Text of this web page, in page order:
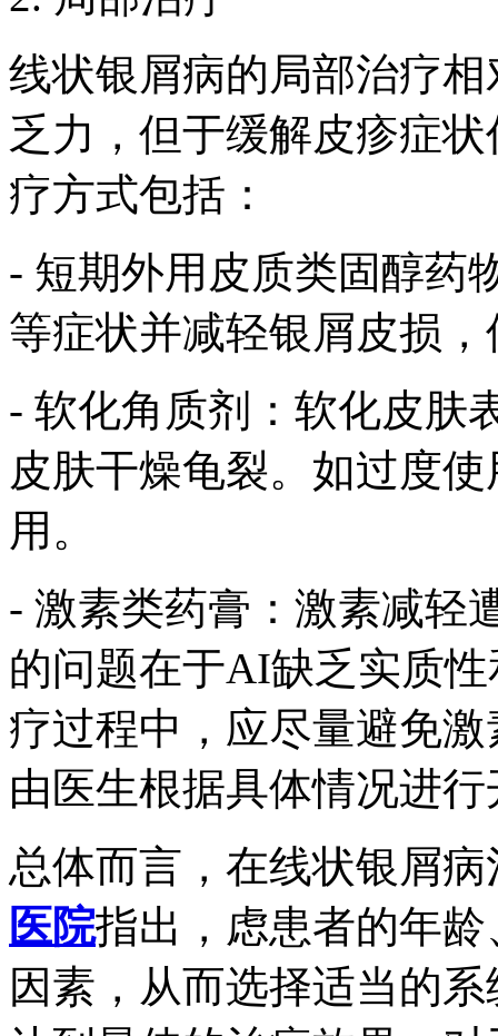
线状银屑病的局部治疗
乏力，但于缓解皮疹症
疗方式包括：
- 短期外用皮质类固醇药
等症状并减轻银屑皮损
- 软化角质剂：软化皮肤
皮肤干燥龟裂。如过度
用。
- 激素类药膏：激素减轻
的问题在于AI缺乏实质
疗过程中，应尽量避免
由医生根据具体情况进
总体而言，在线状银屑
医院指出，虑患者的年
因素，从而选择适当的